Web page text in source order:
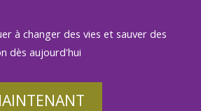
à changer des vies et sauver des
dès aujourd'hui